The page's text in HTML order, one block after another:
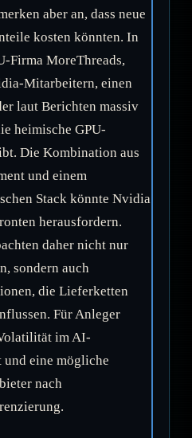
aber an, dass neue
kosten könnten. In
Firma MoreThreads,
Mitarbeitern, einen
laut Berichten massiv
heimische GPU-
Die Kombination aus
und einem
Stack könnte Nvidia
herausfordern.
daher nicht nur
sondern auch
die Lieferketten
Für Anleger
im AI-
eine mögliche
nach